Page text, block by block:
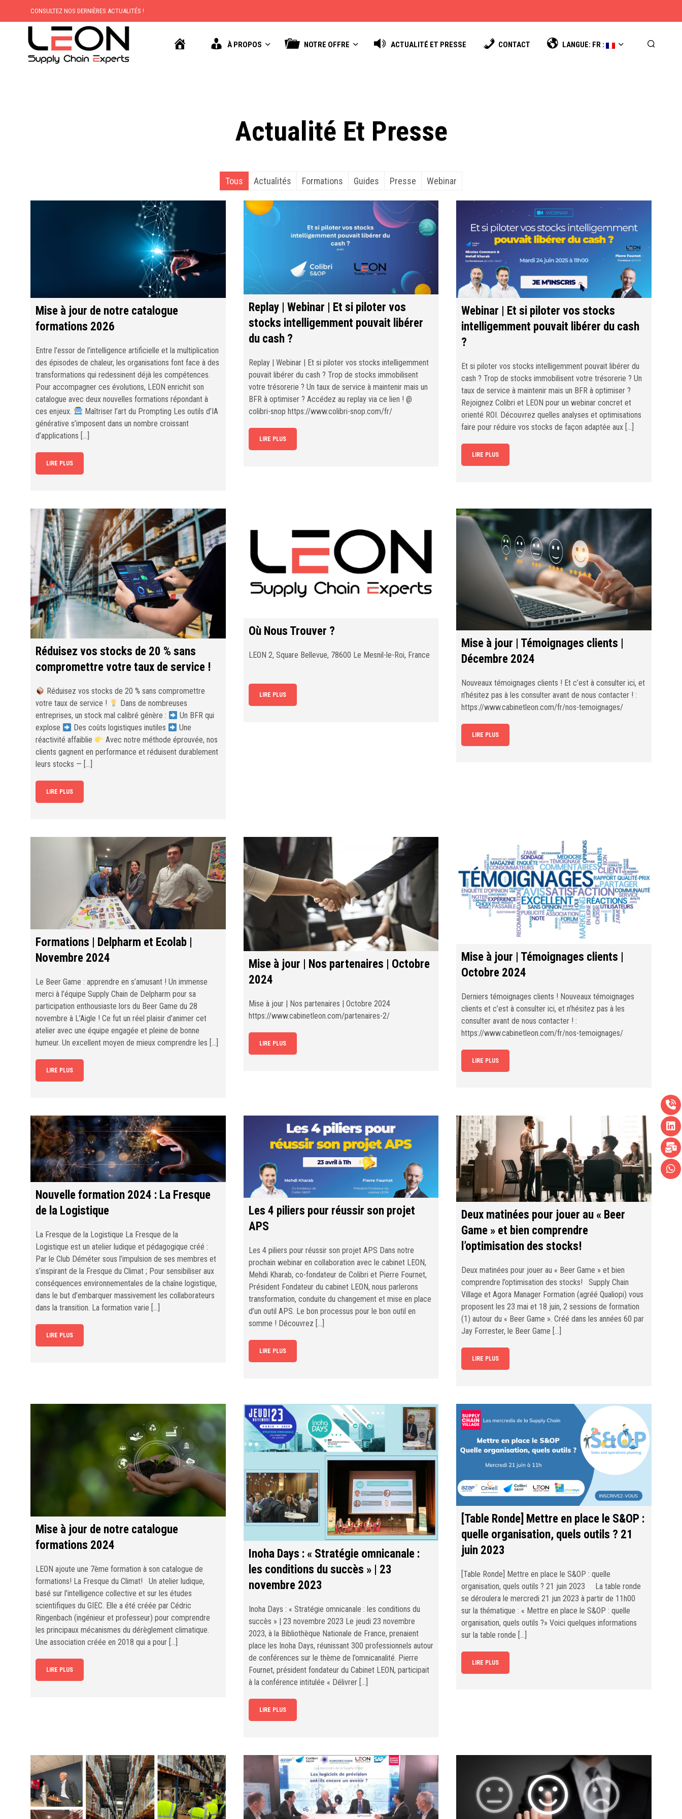
CONSULTEZ NOS DERNIÈRES ACTUALITÉS !
À PROPOS NOTRE OFFRE ACTUALITÉ ET PRESSE CONTACT LANGUE: FR :
Actualité Et Presse
Tous Actualités Formations Guides Presse Webinar
Mise à jour de notre catalogue
formations 2026
Entre l’essor de l’intelligence artificielle et la multiplication
des épisodes de chaleur, les organisations font face à des
transformations qui redessinent déjà les compétences.
Pour accompagner ces évolutions, LEON enrichit son
catalogue avec deux nouvelles formations répondant à
ces enjeux.
Maîtriser l’art du Prompting Les outils d’IA
générative s’imposent dans un nombre croissant
d’applications […]
LIRE PLUS
Replay | Webinar | Et si piloter vos
stocks intelligemment pouvait libérer
du cash ?
Replay | Webinar | Et si piloter vos stocks intelligemment
pouvait libérer du cash ? Trop de stocks immobilisent
votre trésorerie ? Un taux de service à maintenir mais un
BFR à optimiser ? Accédez au replay via ce lien ! @
colibri-snop https://www.colibri-snop.com/fr/
LIRE PLUS
Webinar | Et si piloter vos stocks
intelligemment pouvait libérer du cash
?
Et si piloter vos stocks intelligemment pouvait libérer du
cash ? Trop de stocks immobilisent votre trésorerie ? Un
taux de service à maintenir mais un BFR à optimiser ?
Rejoignez Colibri et LEON pour un webinar concret et
orienté ROI. Découvrez quelles analyses et optimisations
faire pour réduire vos stocks de façon adaptée aux […]
LIRE PLUS
Réduisez vos stocks de 20 % sans
compromettre votre taux de service !
Réduisez vos stocks de 20 % sans compromettre
votre taux de service !
Dans de nombreuses
entreprises, un stock mal calibré génère :
Un BFR qui
explose
Des coûts logistiques inutiles
Une
réactivité affaiblie
Avec notre méthode éprouvée, nos
clients gagnent en performance et réduisent durablement
leurs stocks — […]
LIRE PLUS
Où Nous Trouver ?
LEON 2, Square Bellevue, 78600 Le Mesnil-le-Roi, France
LIRE PLUS
Mise à jour | Témoignages clients |
Décembre 2024
Nouveaux témoignages clients ! Et c’est à consulter ici, et
n’hésitez pas à les consulter avant de nous contacter ! :
https://www.cabinetleon.com/fr/nos-temoignages/
LIRE PLUS
Formations | Delpharm et Ecolab |
Novembre 2024
Le Beer Game : apprendre en s’amusant ! Un immense
merci à l’équipe Supply Chain de Delpharm pour sa
participation enthousiaste lors du Beer Game du 28
novembre à L’Aigle ! Ce fut un réel plaisir d’animer cet
atelier avec une équipe engagée et pleine de bonne
humeur. Un excellent moyen de mieux comprendre les […]
LIRE PLUS
Mise à jour | Nos partenaires | Octobre
2024
Mise à jour | Nos partenaires | Octobre 2024
https://www.cabinetleon.com/partenaires-2/
LIRE PLUS
Mise à jour | Témoignages clients |
Octobre 2024
Derniers témoignages clients ! Nouveaux témoignages
clients et c’est à consulter ici, et n’hésitez pas à les
consulter avant de nous contacter ! :
https://www.cabinetleon.com/fr/nos-temoignages/
LIRE PLUS
Nouvelle formation 2024 : La Fresque
de la Logistique
La Fresque de la Logistique La Fresque de la
Logistique est un atelier ludique et pédagogique créé :
Par le Club Déméter sous l’impulsion de ses membres et
s’inspirant de la Fresque du Climat ; Pour sensibiliser aux
conséquences environnementales de la chaîne logistique,
dans le but d’embarquer massivement les collaborateurs
dans la transition. La formation varie […]
LIRE PLUS
Les 4 piliers pour réussir son projet
APS
Les 4 piliers pour réussir son projet APS Dans notre
prochain webinar en collaboration avec le cabinet LEON,
Mehdi Kharab, co-fondateur de Colibri et Pierre Fournet,
Président Fondateur du cabinet LEON, nous parlerons
transformation, conduite du changement et mise en place
d’un outil APS. Le bon processus pour le bon outil en
somme ! Découvrez […]
LIRE PLUS
Deux matinées pour jouer au « Beer
Game » et bien comprendre
l’optimisation des stocks!
Deux matinées pour jouer au « Beer Game » et bien
comprendre l’optimisation des stocks! Supply Chain
Village et Agora Manager Formation (agréé Qualiopi) vous
proposent les 23 mai et 18 juin, 2 sessions de formation
(1) autour du « Beer Game ». Créé dans les années 60 par
Jay Forrester, le Beer Game […]
LIRE PLUS
Mise à jour de notre catalogue
formations 2024
LEON ajoute une 7ème formation à son catalogue de
formations! La Fresque du Climat! Un atelier ludique,
basé sur l’intelligence collective et sur les études
scientifiques du GIEC. Elle a été créée par Cédric
Ringenbach (ingénieur et professeur) pour comprendre
les principaux mécanismes du dérèglement climatique.
Une association créée en 2018 qui a pour […]
LIRE PLUS
Inoha Days : « Stratégie omnicanale :
les conditions du succès » | 23
novembre 2023
Inoha Days : « Stratégie omnicanale : les conditions du
succès » | 23 novembre 2023 Le jeudi 23 novembre
2023, à la Bibliothèque Nationale de France, prenaient
place les Inoha Days, réunissant 300 professionnels autour
de conférences sur le thème de l’omnicanalité. Pierre
Fournet, président fondateur du Cabinet LEON, participait
à la conférence intitulée « Délivrer […]
LIRE PLUS
[Table Ronde] Mettre en place le S&OP :
quelle organisation, quels outils ? 21
juin 2023
[Table Ronde] Mettre en place le S&OP : quelle
organisation, quels outils ? 21 juin 2023 La table ronde
se déroulera le mercredi 21 jun 2023 à partir de 11h00
sur la thématique : « Mettre en place le S&OP : quelle
organisation, quels outils ?» Voici quelques informations
sur la table ronde […]
LIRE PLUS